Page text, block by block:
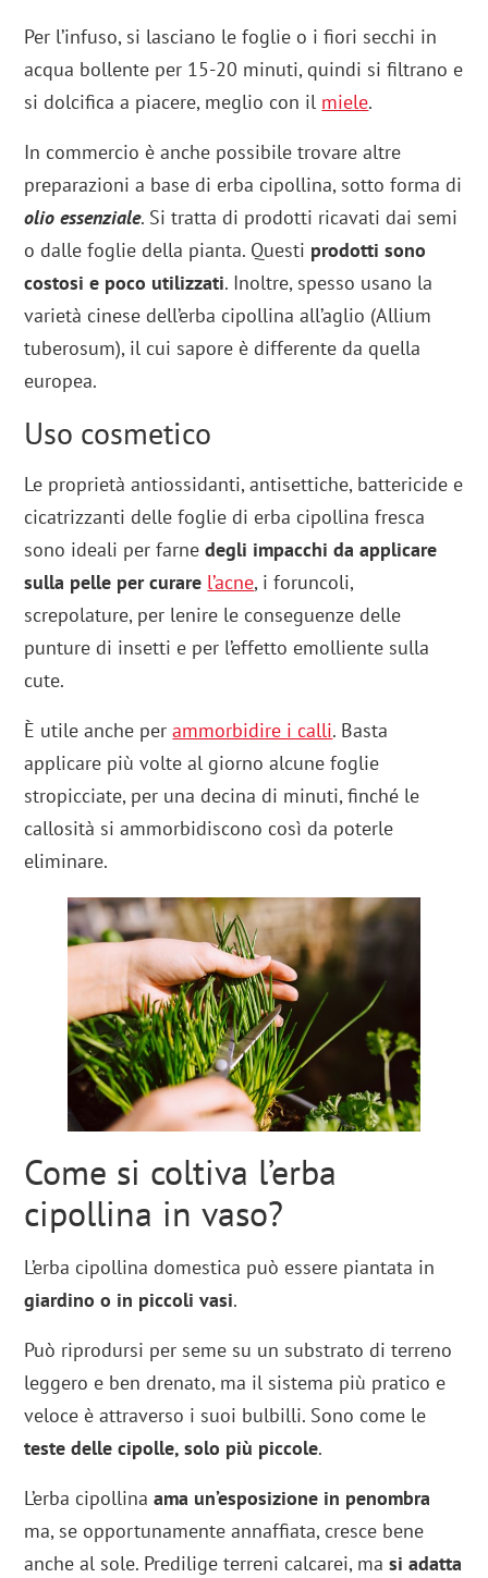
Per l’infuso, si lasciano le foglie o i fiori secchi in
acqua bollente per 15-20 minuti, quindi si filtrano e
si dolcifica a piacere, meglio con il miele.
In commercio è anche possibile trovare altre
preparazioni a base di erba cipollina, sotto forma di
olio essenziale. Si tratta di prodotti ricavati dai semi
o dalle foglie della pianta. Questi prodotti sono
costosi e poco utilizzati. Inoltre, spesso usano la
varietà cinese dell’erba cipollina all’aglio (Allium
tuberosum), il cui sapore è differente da quella
europea.
Uso cosmetico
Le proprietà antiossidanti, antisettiche, battericide e
cicatrizzanti delle foglie di erba cipollina fresca
sono ideali per farnedegli impacchi da applicare
sulla pelle per curare l’acne, i foruncoli,
screpolature, per lenire le conseguenze delle
punture di insetti e per l’effetto emolliente sulla
cute.
È utile anche perammorbidire i calli. Basta
applicare più volte al giorno alcune foglie
stropicciate, per una decina di minuti, finché le
callosità si ammorbidiscono così da poterle
eliminare.
Come si coltiva l’erba
cipollina in vaso?
L’erba cipollina domestica può essere piantata in
giardino o in piccoli vasi.
Può riprodursi per seme su un substrato di terreno
leggero e ben drenato, ma il sistema più pratico e
veloce è attraverso i suoi bulbilli. Sono come le
teste delle cipolle, solo più piccole.
L’erba cipollinaama un’esposizione in penombra
ma, se opportunamente annaffiata, cresce bene
anche al sole. Predilige terreni calcarei, masi adatta